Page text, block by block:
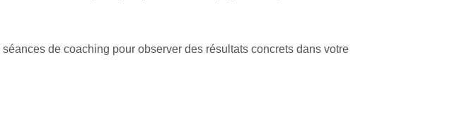
de coaching pour observer des résultats concrets dans votre